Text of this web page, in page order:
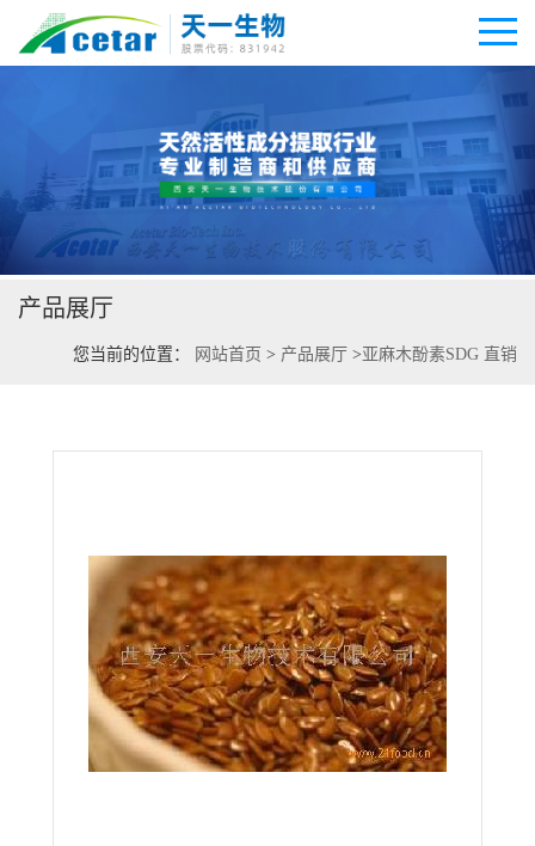
公司首页
公司介绍
公司动态
产品展厅
产品展厅
您当前的位置： 网站首页 > 产品展厅 >亚麻木酚素SDG 直销